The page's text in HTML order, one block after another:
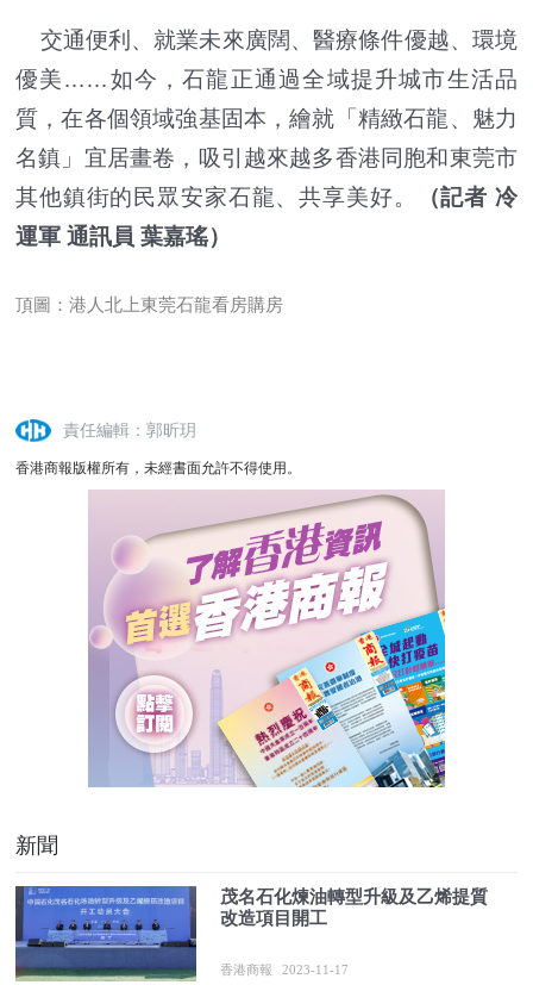
交通便利、就業未來廣闊、醫療條件優越、環境
優美……如今，石龍正通過全域提升城市生活品
質，在各個領域強基固本，繪就「精緻石龍、魅力
名鎮」宜居畫卷，吸引越來越多香港同胞和東莞市
其他鎮街的民眾安家石龍、共享美好。
（記者 冷
運軍 通訊員 葉嘉瑤）
頂圖：港人北上東莞石龍看房購房
責任編輯：郭昕玥
香港商報版權所有，未經書面允許不得使用。
新聞
茂名石化煉油轉型升級及乙烯提質
改造項目開工
香港商報 2023-11-17